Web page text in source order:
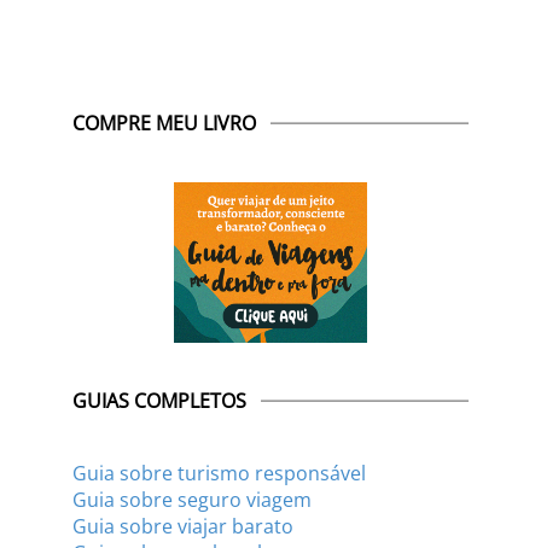
COMPRE MEU LIVRO
GUIAS COMPLETOS
Guia sobre turismo responsável
Guia sobre seguro viagem
Guia sobre viajar barato